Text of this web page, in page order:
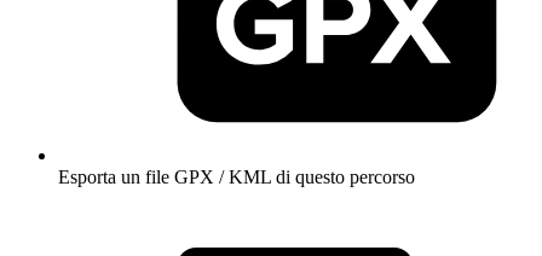
Esporta un file GPX / KML di questo percorso